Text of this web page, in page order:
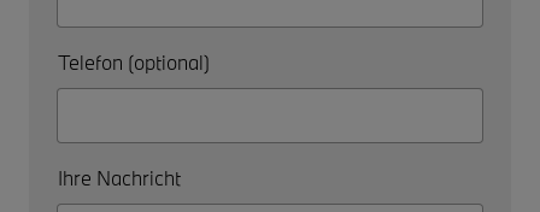
Telefon (optional)
Ihre Nachricht